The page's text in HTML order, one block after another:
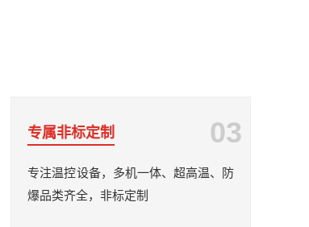
专属非标定制 03
专注温控设备，多机一体、超高温、防
爆品类齐全，非标定制